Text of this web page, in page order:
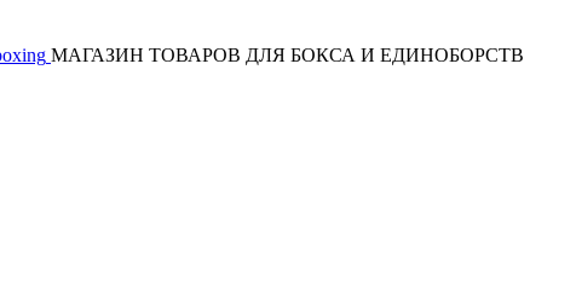
МАГАЗИН ТОВАРОВ ДЛЯ БОКСА И ЕДИНОБОРСТВ